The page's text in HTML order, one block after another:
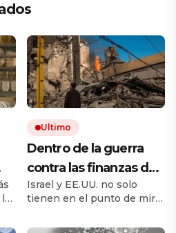
Ultimo
Dentro de la guerra
contra las finanzas de
Hezbolá
Israel y EE.UU. no solo
tienen en el punto de mira
militante libanés. También